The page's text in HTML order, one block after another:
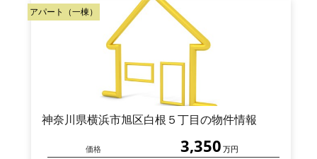
アパート（一棟）
神奈川県横浜市旭区白根５丁目の物件情報
価格 3,350 万円